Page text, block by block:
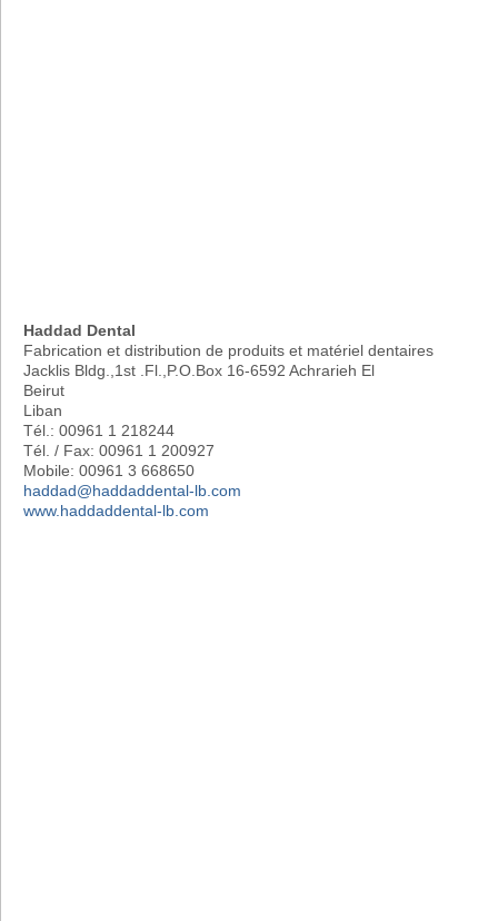
Haddad Dental
Fabrication et distribution de produits et matériel dentaires
Jacklis Bldg.,1st .Fl.,P.O.Box 16-6592 Achrarieh El
Beirut
Liban
Tél.: 00961 1 218244
Tél. / Fax: 00961 1 200927
Mobile: 00961 3 668650
haddad@haddaddental-lb.com
www.haddaddental-lb.com